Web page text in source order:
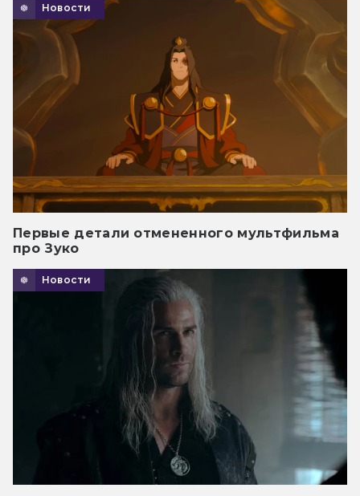
Новости
Первые детали отмененного мультфильма
про Зуко
Новости